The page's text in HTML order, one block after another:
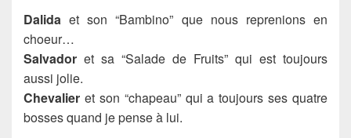
Dalida et son “Bambino” que nous reprenions en
choeur…
Salvador et sa “Salade de Fruits” qui est toujours
aussi jolie.
Chevalier et son “chapeau” qui a toujours ses quatre
bosses quand je pense à lui.